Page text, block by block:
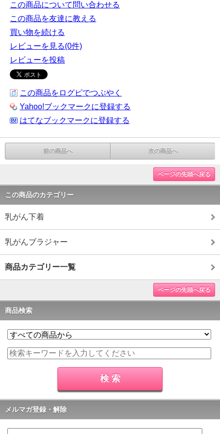
この商品について問い合わせる
この商品を友達に教える
買い物を続ける
レビューを見る(0件)
レビューを投稿
この商品をログピでつぶやく
Yahoo!ブックマークに登録する
はてなブックマークに登録する
前の商品へ 次の商品へ
ページの先頭へ戻る
この商品のカテゴリー
乳がん下着
乳がんブラジャー
商品カテゴリー一覧
ページの先頭へ戻る
商品検索
メルマガ登録・解除